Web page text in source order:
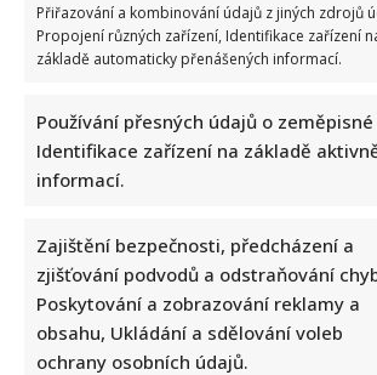
Přiřazování a kombinování údajů z jiných zdrojů
Propojení různých zařízení, Identifikace zařízení
základě automaticky přenášených informací.
Používání přesných údajů o
Identifikace zařízení na základě
informací.
Zajištění bezpečnosti, předcházení a
zjišťování podvodů a odstraňování
Poskytování a zobrazování reklamy a
obsahu, Ukládání a sdělování voleb
ochrany osobních údajů.
Retro kvíz o socialistických dobrotách:
budou pamatovat 10/10
Alena Schillerová terčem Víta Rakušana: